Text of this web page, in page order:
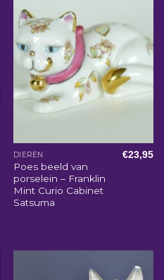
DIEREN
Poes beeld van
porselein – Franklin
Mint Curio Cabinet
Satsuma
€23,95